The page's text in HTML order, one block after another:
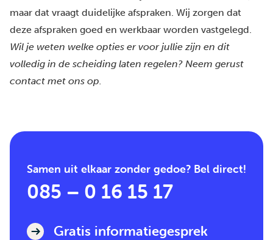
maar dat vraagt duidelijke afspraken. Wij zorgen dat
deze afspraken goed en werkbaar worden vastgelegd.
Wil je weten welke opties er voor jullie zijn en dit
volledig in de scheiding laten regelen? Neem gerust
contact met ons op.
Samen uit elkaar zonder gedoe? Bel direct!
085 – 0 16 15 17
Gratis informatiegesprek